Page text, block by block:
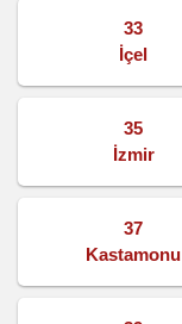
33
İçel
35
İzmir
37
Kastamonu